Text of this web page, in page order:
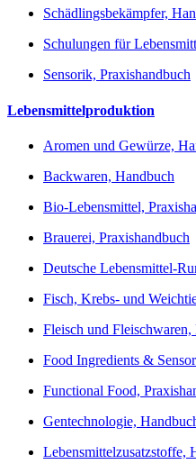
Schädlingsbekämpfer,
Schulungen für
Sensorik, Praxishandbuch
Lebensmittelproduktion
Aromen und Gewürze,
Backwaren, Handbuch
Bio-Lebensmittel,
Brauerei, Praxishandbuch
Deutsche Lebensmittel-
Fisch, Krebs- und
Fleisch und Fleischwaren,
Food Ingredients &
Functional Food,
Gentechnologie,
Lebensmittelzusatzstoffe,